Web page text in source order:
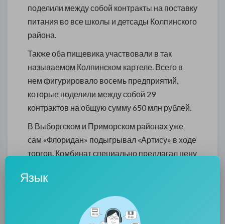
поделили между собой контракты на поставку
питания во все школы и детсады Колпинского
района.
Также оба пищевика участвовали в так
называемом Колпинском картеле. Всего в
нем фигурировало восемь предприятий,
которые поделили между собой 29
контрактов на общую сумму 650 млн рублей.
В Выборгском и Приморском районах уже
сам «Флоридан» подыгрывал «Артису» в ходе
торгов. Комбинат специально предлагал цену
незначительное понижение начальной
максимальной стоимости контрактов для
Язык